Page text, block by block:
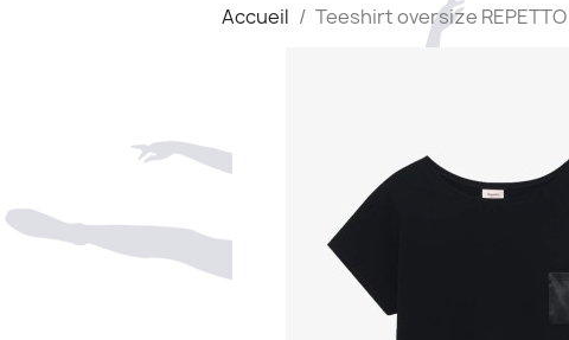
Accueil Teeshirt oversize REPETTO